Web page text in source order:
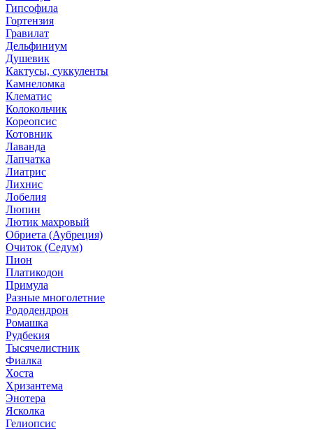
Гипсофила
Гортензия
Гравилат
Дельфиниум
Душевик
Кактусы, суккуленты
Камнеломка
Клематис
Колокольчик
Кореопсис
Котовник
Лаванда
Лапчатка
Лиатрис
Лихнис
Лобелия
Люпин
Лютик махровый
Обриета (Аубреция)
Очиток (Седум)
Пион
Платикодон
Примула
Разные многолетние
Рододендрон
Ромашка
Рудбекия
Тысячелистник
Фиалка
Хоста
Хризантема
Энотера
Ясколка
Гелиопсис